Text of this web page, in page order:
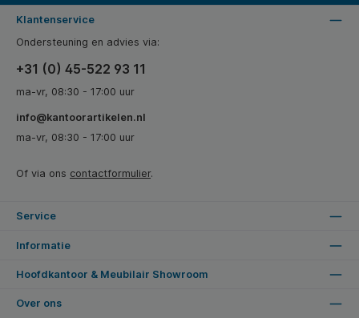
Klantenservice
Ondersteuning en advies via:
+31 (0) 45-522 93 11
ma-vr, 08:30 - 17:00 uur
info@kantoorartikelen.nl
ma-vr, 08:30 - 17:00 uur
Of via ons contactformulier.
Service
Informatie
Hoofdkantoor & Meubilair Showroom
Over ons